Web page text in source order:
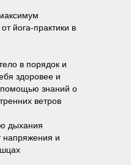
в порядок и
здоровее и
помощью знаний о
ветров
дыхания
напряжения и
йога-практики в